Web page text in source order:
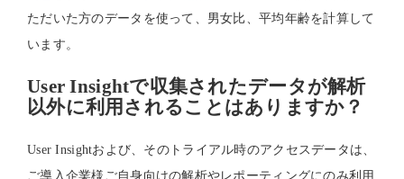
ただいた方のデータを使って、男女比、平均年齢を計算して
います。
User Insightで収集されたデータが解析
以外に利用されることはありますか？
User Insightおよび、そのトライアル時のアクセスデータは、
ご導入企業様ご自身向けの解析やレポーティングにのみ利用